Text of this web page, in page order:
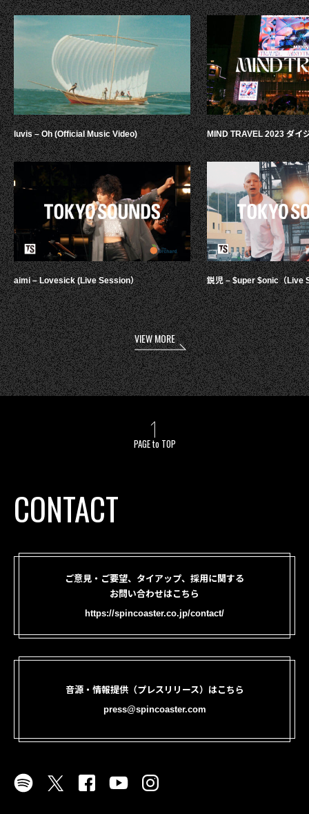
luvis – Oh (Official Music Video)
aimi – Lovesick (Live Session）
MIND TRAVEL 2023 ダイ
鋭児 – $uper $onic（Live
VIEW MORE
PAGE to TOP
CONTACT
ご意見・ご要望、タイアップ、採用に関する
お問い合わせはこちら
https://spincoaster.co.jp/contact/
音源・情報提供（プレスリリース）はこちら
press@spincoaster.com